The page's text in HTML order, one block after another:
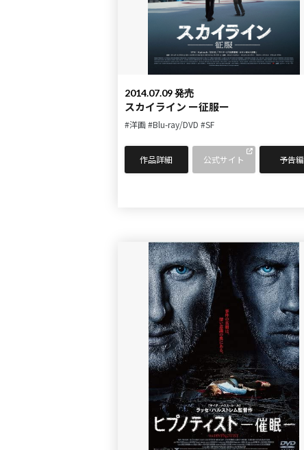
2014.07.09 発売
スカイライン ー征服ー
#洋画 #Blu-ray/DVD #SF
作品詳細 公式サイト 予告編